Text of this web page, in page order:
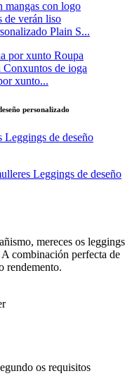
Plain S...
xunto...
personalizado
mereces os leggings
combinación perfecta de
rendemento.
os requisitos